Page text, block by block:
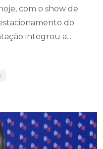
com o show de
do
integrou a...